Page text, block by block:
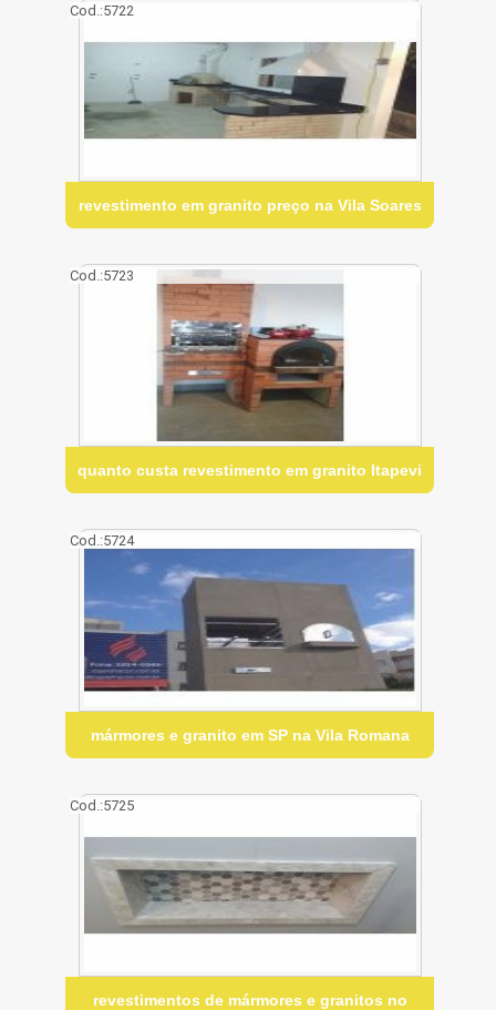
Cod.:5722
revestimento em granito preço na Vila Soares
Cod.:5723
quanto custa revestimento em granito Itapevi
Cod.:5724
mármores e granito em SP na Vila Romana
Cod.:5725
revestimentos de mármores e granitos no